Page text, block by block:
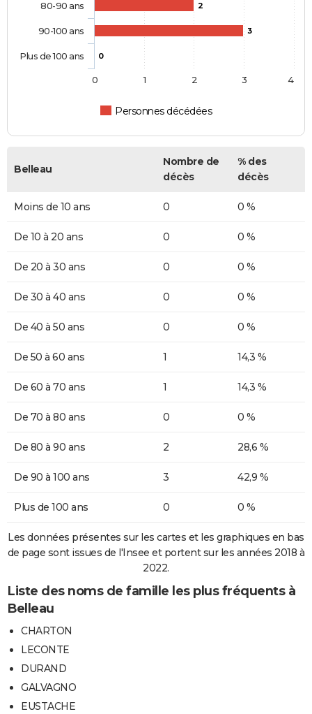
2
3
0
Personnes décédées
80-90 ans
90-100 ans
Plus de 100 ans
0 1 2 3 4
Belleau
Nombre de
décès
% des
décès
Moins de 10 ans 0 0 %
De 10 à 20 ans 0 0 %
De 20 à 30 ans 0 0 %
De 30 à 40 ans 0 0 %
De 40 à 50 ans 0 0 %
De 50 à 60 ans 1 14,3 %
De 60 à 70 ans 1 14,3 %
De 70 à 80 ans 0 0 %
De 80 à 90 ans 2 28,6 %
De 90 à 100 ans 3 42,9 %
Plus de 100 ans 0 0 %
Les données présentes sur les cartes et les graphiques en bas
de page sont issues de l'Insee et portent sur les années 2018 à
2022.
Liste des noms de famille les plus fréquents à
Belleau
CHARTON
LECONTE
DURAND
GALVAGNO
EUSTACHE